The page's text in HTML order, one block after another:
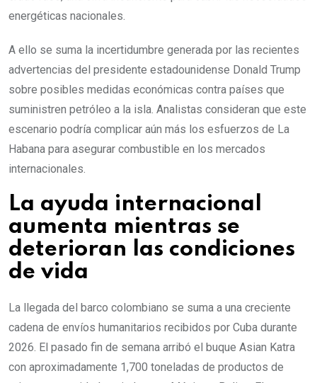
energéticas nacionales.
A ello se suma la incertidumbre generada por las recientes
advertencias del presidente estadounidense Donald Trump
sobre posibles medidas económicas contra países que
suministren petróleo a la isla. Analistas consideran que este
escenario podría complicar aún más los esfuerzos de La
Habana para asegurar combustible en los mercados
internacionales.
La ayuda internacional
aumenta mientras se
deterioran las condiciones
de vida
La llegada del barco colombiano se suma a una creciente
cadena de envíos humanitarios recibidos por Cuba durante
2026. El pasado fin de semana arribó el buque Asian Katra
con aproximadamente 1,700 toneladas de productos de